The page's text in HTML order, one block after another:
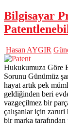
Bilgisayar
Hasan AYGIR
Hukukumuza Göre
Sorunu Günümüz
hayat artık pek
geldiğinden beri
vazgeçilmez bir
çalışanlar için
bir marka